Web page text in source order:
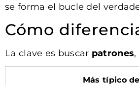
se forma el bucle del
Cómo
La clave es buscar patrones
Más típico